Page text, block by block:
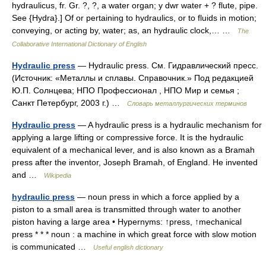
hydraulicus, fr. Gr. ?, ?, a water organ; y dwr water + ? flute, pipe.
See {Hydra}.] Of or pertaining to hydraulics, or to fluids in motion;
conveying, or acting by, water; as, an hydraulic clock,… …
The
Collaborative International Dictionary of English
Hydraulic press — Hydraulic press. См. Гидравлический пресс.
(Источник: «Металлы и сплавы. Справочник.» Под редакцией
Ю.П. Солнцева; НПО Профессионал , НПО Мир и семья ;
Санкт Петербург, 2003 г.) …
Словарь металлургических терминов
Hydraulic press — A hydraulic press is a hydraulic mechanism for
applying a large lifting or compressive force. It is the hydraulic
equivalent of a mechanical lever, and is also known as a Bramah
press after the inventor, Joseph Bramah, of England. He invented
and …
Wikipedia
hydraulic press — noun press in which a force applied by a
piston to a small area is transmitted through water to another
piston having a large area • Hypernyms: ↑press, ↑mechanical
press * * * noun : a machine in which great force with slow motion
is communicated …
Useful english dictionary